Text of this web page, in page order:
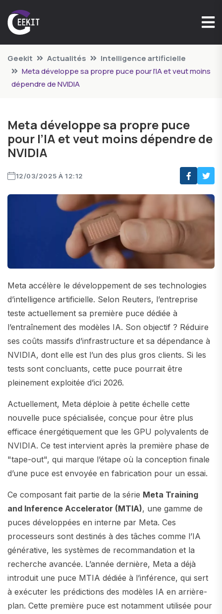
Geekit Actualités
Intelligence artificielle
Meta développe sa propre puce pour l’IA et veut moins
dépendre de NVIDIA
Meta développe sa propre puce
pour l’IA et veut moins dépendre de
NVIDIA
12/03/2025 À 12:12
Meta accélère le développement de ses technologies
d’intelligence artificielle. Selon Reuters, l’entreprise
teste actuellement sa première puce dédiée à
l’entraînement des modèles IA. Son objectif ? Réduire
ses coûts massifs d’infrastructure et sa dépendance à
NVIDIA, dont elle est l’un des plus gros clients. Si les
tests sont concluants, cette puce pourrait être
pleinement exploitée d’ici 2026.
Actuellement, Meta déploie à petite échelle cette
nouvelle puce spécialisée, conçue pour être plus
efficace énergétiquement que les GPU polyvalents de
NVIDIA. Ce test intervient après la première phase de
"tape-out", qui marque l’étape où la conception finale
d’une puce est envoyée en fabrication pour un essai.
Ce composant fait partie de la série Meta Training
and Inference Accelerator (MTIA), une gamme de
puces développées en interne par Meta. Ces
processeurs sont destinés à des tâches comme l’IA
générative, les systèmes de recommandation et la
recherche avancée. L’année dernière, Meta a déjà
introduit une puce MTIA dédiée à l’inférence, qui sert
à exécuter les prédictions des modèles IA en arrière-
plan. Cette première puce est notamment utilisée pour